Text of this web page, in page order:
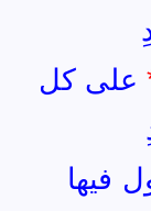
على كل
فيها